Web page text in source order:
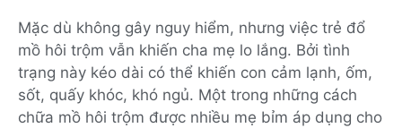
Mặc dù không gây nguy hiểm, nhưng việc trẻ đổ
mồ hôi trộm vẫn khiến cha mẹ lo lắng. Bởi tình
trạng này kéo dài có thể khiến con cảm lạnh, ốm,
sốt, quấy khóc, khó ngủ. Một trong những cách
chữa mồ hôi trộm được nhiều mẹ bỉm áp dụng cho